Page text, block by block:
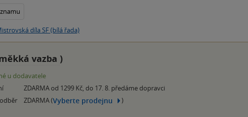
díla SF (bílá řada)
vazba )
u dodavatele
ZDARMA od 1299 Kč, do 17. 8. předáme dopravci
ZDARMA (Vyberte prodejnu )